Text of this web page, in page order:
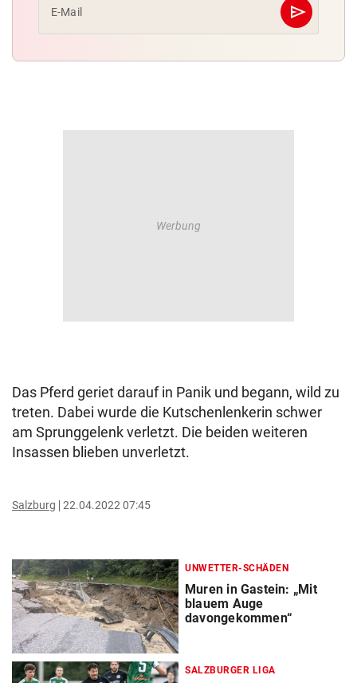
E-Mail send
Abschicken
Das Pferd geriet darauf in Panik und begann, wild zu
treten. Dabei wurde die Kutschenlenkerin schwer
am Sprunggelenk verletzt. Die beiden weiteren
Insassen blieben unverletzt.
Salzburg 22.04.2022 07:45
UNWETTER-SCHÄDEN
Muren in Gastein: „Mit
blauem Auge
davongekommen“
SALZBURGER LIGA